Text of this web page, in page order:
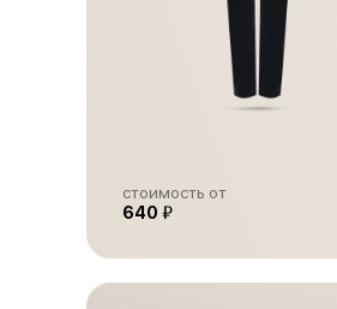
стоимость от
640 й